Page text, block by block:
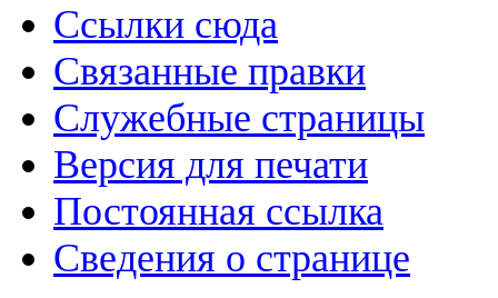
Ссылки сюда
Связанные правки
Служебные страницы
Версия для печати
Постоянная ссылка
Сведения о странице